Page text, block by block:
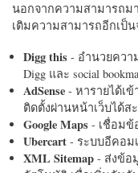
นอกจากความสามารถม
เติมความสามารถอีกเป็
Digg this - อำนวยควา
Digg และ social
AdSense - หารายได้เข้
ติดตั้งผ่านหน้าเว็บได้ส
Google Maps - เชื่อมข้
Ubercart - ระบบอีคอม
XML Sitemap - ส่งข้อ